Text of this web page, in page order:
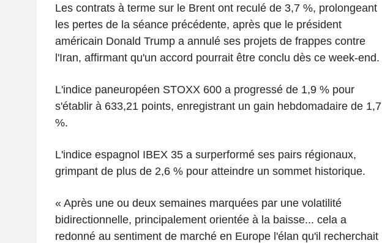
Les contrats à terme sur le Brent ont reculé de 3,7 %, prolongeant
les pertes de la séance précédente, après que le président
américain Donald Trump a annulé ses projets de frappes contre
l'Iran, affirmant qu'un accord pourrait être conclu dès ce week-end.
L'indice paneuropéen STOXX 600 a progressé de 1,9 % pour
s'établir à 633,21 points, enregistrant un gain hebdomadaire de 1,7
%.
L'indice espagnol IBEX 35 a surperformé ses pairs régionaux,
grimpant de plus de 2,6 % pour atteindre un sommet historique.
« Après une ou deux semaines marquées par une volatilité
bidirectionnelle, principalement orientée à la baisse... cela a
redonné au sentiment de marché en Europe l'élan qu'il recherchait